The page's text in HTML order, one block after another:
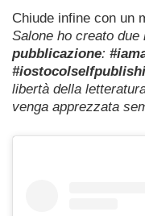
Chiude infine con un
Salone ho creato due
pubblicazione:
libertà della
venga apprezzata